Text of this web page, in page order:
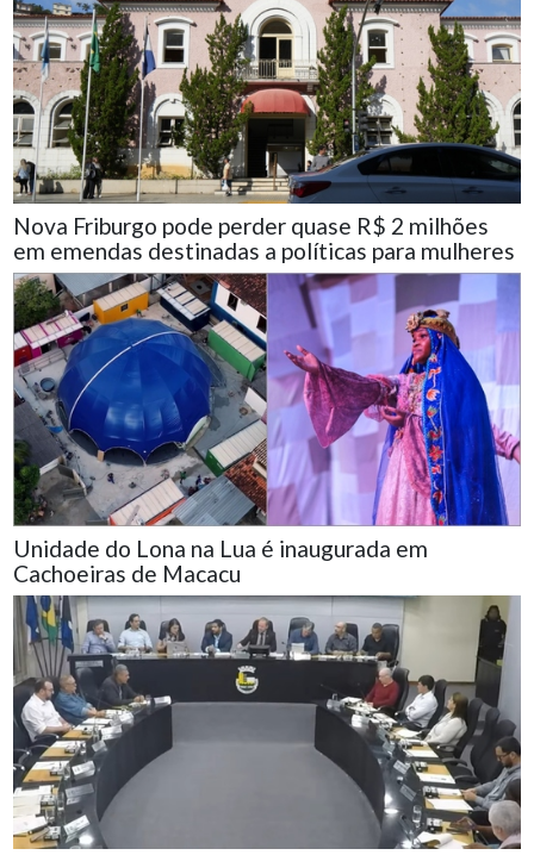
Nova Friburgo pode perder quase R$ 2 milhões
em emendas destinadas a políticas para mulheres
Unidade do Lona na Lua é inaugurada em
Cachoeiras de Macacu